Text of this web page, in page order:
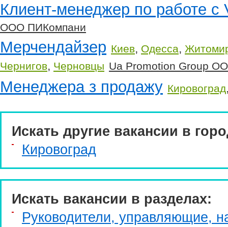
Клиент-менеджер по работе с
ООО ПИКомпани
Мерчендайзер Киев, Одесса,
Чернигов, Черновцы Ua Promotion Group
Менеджера з продажу Кировоград
Искать другие вакансии в
Кировоград
Искать вакансии в разделах:
Руководители, управляющие,